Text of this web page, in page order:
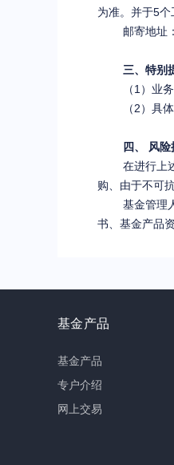
为准。并于5个
邮寄地址
三、特别
（1）业
（2）具
四、 风险
在进行上
购、 由于不可
基金管理
书、基金产品
基金产品
基金产品
专户介绍
网上交易